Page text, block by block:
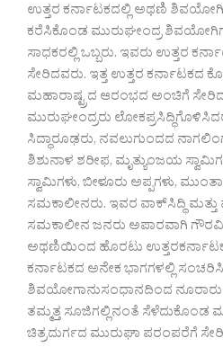
ಉತ್ತರ ಕರ್ನಾಟಕದಲ್ಲಿ ಅಥಣಿ
ಕರೆಸಿಕೊಂಡ ಮುರುಘೕಂದ್ರ
ಸಾಧಕರಲ್ಲಿ ಒಬ್ಬರು. ಇವರು ಉತ್ತರ
ಸೇರಿದವರು. ಇತ್ತ ಉತ್ತರ ಕರ್ನಾಟಕದ
ಮಹಾರಾಷ್ಟ್ರದ ಆರಂಭದ ಅಂಚಿಗೆ
ಮುರುಘೕಂದ್ರರು
ಸಿದ್ಧಾರೂಢರು, ನವಲುಗುಂದದ
ಶಿಶುನಾಳ ಶರೀಫ, ಮೃತ್ಯುಂಜಯ
ಸ್ವಾಮಿಗಳು, ಬೀಳೂರು ಅಪ್ಪಗಳು,
ಸಮಕಾಲೀನರು. ಇವರ ವಾಕ್​ಸಿದ್ಧಿ
ಸಮಕಾಲೀನ ಜನರು ಅಪಾರವಾಗಿ
ಅಥಣಿಯಿಂದ ಹೊರಟು
ಕರ್ನಾಟಕದ ಅನೇಕ ಭಾಗಗಳಲ್ಲಿ
ಶಿವಯೋಗಾನುಸಂಧಾನದಿಂದ ನೂರಾರು
ತಮ್ಮತ್ತ ಸೂಜಿಗಲ್ಲಿನಂತೆ
ಚಿತ್ರದುರ್ಗದ ಮುರುಘಾ ಪರಂಪರೆಗೆ